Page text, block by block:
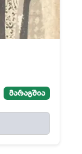
მარაგშია